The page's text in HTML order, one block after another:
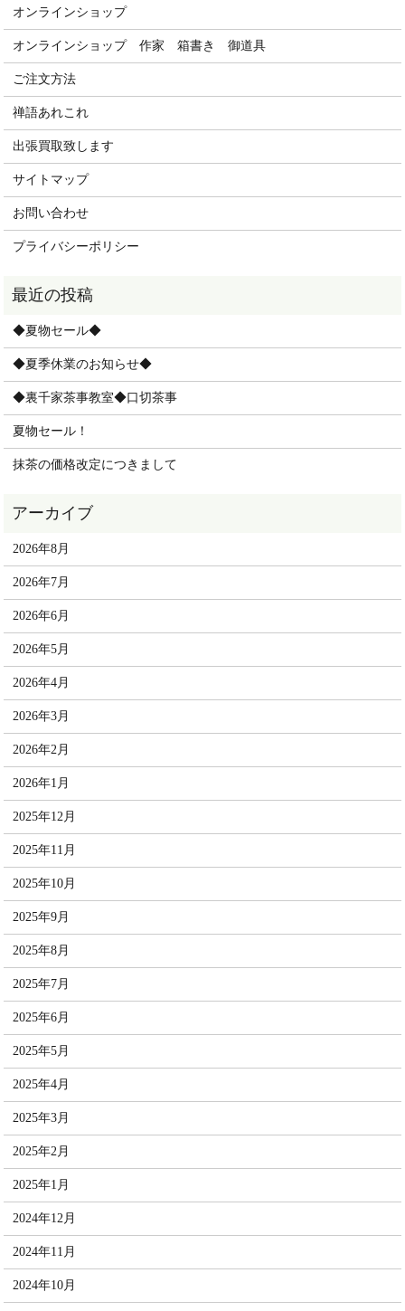
オンラインショップ
オンラインショップ 作家 箱書き 御道具
ご注文方法
禅語あれこれ
出張買取致します
サイトマップ
お問い合わせ
プライバシーポリシー
◆夏物セール◆
◆夏季休業のお知らせ◆
◆裏千家茶事教室◆口切茶事
夏物セール！
抹茶の価格改定につきまして
2026年8月
2026年7月
2026年6月
2026年5月
2026年4月
2026年3月
2026年2月
2026年1月
2025年12月
2025年11月
2025年10月
2025年9月
2025年8月
2025年7月
2025年6月
2025年5月
2025年4月
2025年3月
2025年2月
2025年1月
2024年12月
2024年11月
2024年10月